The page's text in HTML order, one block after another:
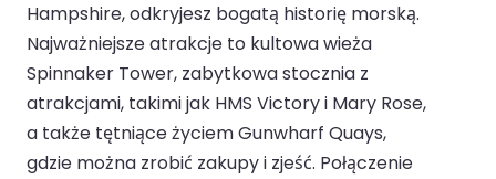
Hampshire, odkryjesz bogatą historię morską.
Najważniejsze atrakcje to kultowa wieża
Spinnaker Tower, zabytkowa stocznia z
atrakcjami, takimi jak HMS Victory i Mary Rose,
a także tętniące życiem Gunwharf Quays,
gdzie można zrobić zakupy i zjeść. Połączenie